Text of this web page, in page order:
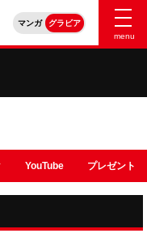
マンガ
グラビア
menu
YouTube プレゼント